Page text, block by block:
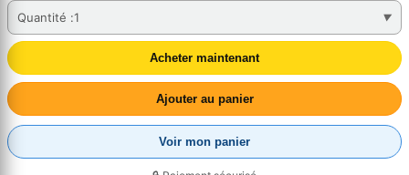
Quantité :1
Acheter maintenant
Ajouter au panier
Voir mon panier